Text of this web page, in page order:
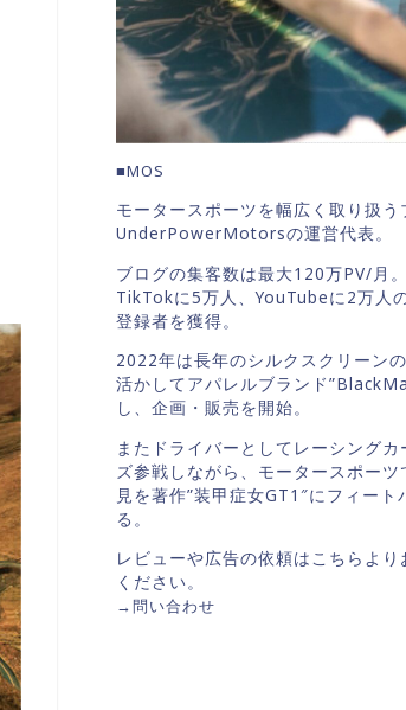
■MOS
モータースポーツを幅広く取り扱う
UnderPowerMotorsの運営代表。
ブログの集客数は最大120万PV/月。
TikTokに5万人、YouTubeに2万人
登録者を獲得。
2022年は長年のシルクスクリーン
活かしてアパレルブランド
し、企画・販売を開始。
またドライバーとしてレーシングカ
ズ参戦しながら、モータースポーツ
見を著作”装甲症女GT1″にフィート
る。
レビューや広告の依頼はこちらより
ください。
→問い合わせ